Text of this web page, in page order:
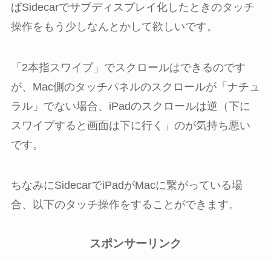
ばSidecarでサブディスプレイ化したときのタッチ
操作をもう少しなんとかして欲しいです。
「2本指スワイプ」でスクロールはできるのです
が、Mac側のタッチパネルのスクロールが「ナチュ
ラル」でない場合、iPadのスクロールは逆（下に
スワイプすると画面は下に行く」のが気持ち悪い
です。
ちなみにSidecarでiPadがMacに繋がっている場
合、以下のタッチ操作をすることができます。
スポンサーリンク